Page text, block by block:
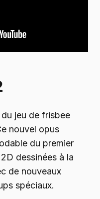
jeu de frisbee
nouvel opus
du premier
dessinées à la
de nouveaux
spéciaux.